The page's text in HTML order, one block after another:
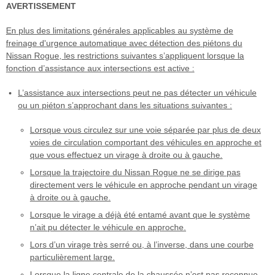
AVERTISSEMENT
En plus des limitations générales applicables au système de
freinage d'urgence automatique avec détection des piétons du
Nissan Rogue, les restrictions suivantes s’appliquent lorsque la
fonction d’assistance aux intersections est active :
L’assistance aux intersections peut ne pas détecter un véhicule
ou un piéton s’approchant dans les situations suivantes :
Lorsque vous circulez sur une voie séparée par plus de deux
voies de circulation comportant des véhicules en approche et
que vous effectuez un virage à droite ou à gauche.
Lorsque la trajectoire du Nissan Rogue ne se dirige pas
directement vers le véhicule en approche pendant un virage
à droite ou à gauche.
Lorsque le virage a déjà été entamé avant que le système
n’ait pu détecter le véhicule en approche.
Lors d’un virage très serré ou, à l’inverse, dans une courbe
particulièrement large.